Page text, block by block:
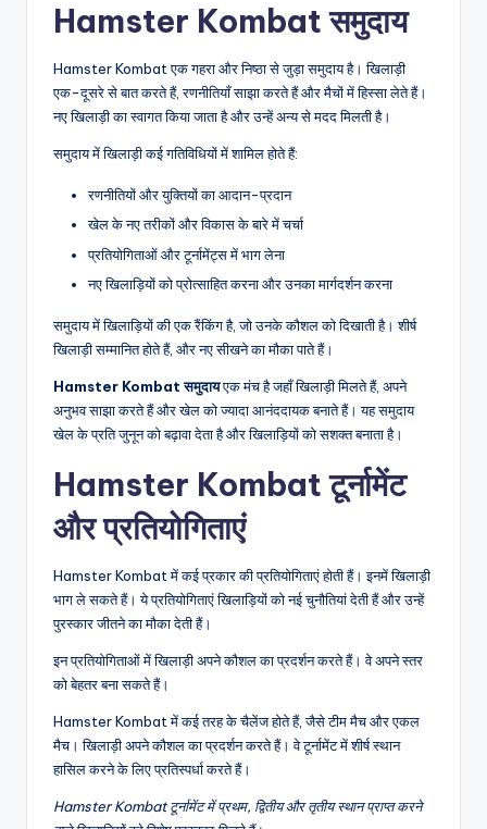
Hamster Kombat समुदाय
Hamster Kombat एक गहरा और निष्ठा से जुड़ा समुदाय है। खिलाड़ी
एक-दूसरे से बात करते हैं, रणनीतियाँ साझा करते हैं और मैचों में हिस्सा लेते हैं।
नए खिलाड़ी का स्वागत किया जाता है और उन्हें अन्य से मदद मिलती है।
समुदाय में खिलाड़ी कई गतिविधियों में शामिल होते हैं:
रणनीतियों और युक्तियों का आदान-प्रदान
खेल के नए तरीकों और विकास के बारे में चर्चा
प्रतियोगिताओं और टूर्नामेंट्स में भाग लेना
नए खिलाड़ियों को प्रोत्साहित करना और उनका मार्गदर्शन करना
समुदाय में खिलाड़ियों की एक रैंकिंग है, जो उनके कौशल को दिखाती है। शीर्ष
खिलाड़ी सम्मानित होते हैं, और नए सीखने का मौका पाते हैं।
Hamster Kombat समुदायएक मंच है जहाँ खिलाड़ी मिलते हैं, अपने
अनुभव साझा करते हैं और खेल को ज्यादा आनंददायक बनाते हैं। यह समुदाय
खेल के प्रति जुनून को बढ़ावा देता है और खिलाड़ियों को सशक्त बनाता है।
Hamster Kombat टूर्नामेंट
और प्रतियोगिताएं
Hamster Kombat में कई प्रकार की प्रतियोगिताएं होती हैं। इनमें खिलाड़ी
भाग ले सकते हैं। ये प्रतियोगिताएं खिलाड़ियों को नई चुनौतियां देती हैं और उन्हें
पुरस्कार जीतने का मौका देती हैं।
इन प्रतियोगिताओं में खिलाड़ी अपने कौशल का प्रदर्शन करते हैं। वे अपने स्तर
को बेहतर बना सकते हैं।
Hamster Kombat में कई तरह के चैलेंज होते हैं, जैसे टीम मैच और एकल
मैच। खिलाड़ी अपने कौशल का प्रदर्शन करते हैं। वे टूर्नामेंट में शीर्ष स्थान
हासिल करने के लिए प्रतिस्पर्धा करते हैं।
Hamster Kombat टूर्नामेंट में प्रथम, द्वितीय और तृतीय स्थान प्राप्त करने